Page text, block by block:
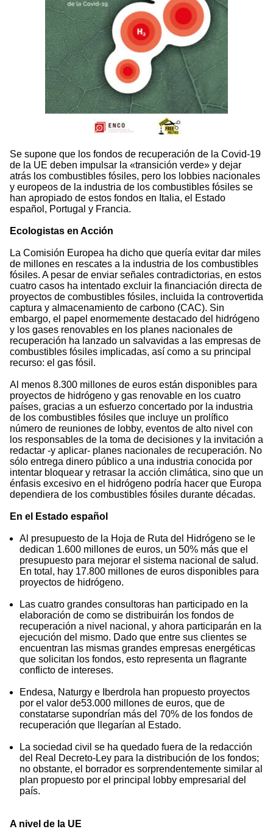
Se supone que los fondos de recuperación de la Covid-19
de la UE deben impulsar la «transición verde» y dejar
atrás los combustibles fósiles, pero los lobbies nacionales
y europeos de la industria de los combustibles fósiles se
han apropiado de estos fondos en Italia, el Estado
español, Portugal y Francia.
Ecologistas en Acción
La Comisión Europea ha dicho que quería evitar dar miles
de millones en rescates a la industria de los combustibles
fósiles. A pesar de enviar señales contradictorias, en estos
cuatro casos ha intentado excluir la financiación directa de
proyectos de combustibles fósiles, incluida la controvertida
captura y almacenamiento de carbono (CAC). Sin
embargo, el papel enormemente destacado del hidrógeno
y los gases renovables en los planes nacionales de
recuperación ha lanzado un salvavidas a las empresas de
combustibles fósiles implicadas, así como a su principal
recurso: el gas fósil.
Al menos 8.300 millones de euros están disponibles para
proyectos de hidrógeno y gas renovable en los cuatro
países, gracias a un esfuerzo concertado por la industria
de los combustibles fósiles que incluye un prolífico
número de reuniones de lobby, eventos de alto nivel con
los responsables de la toma de decisiones y la invitación a
redactar -y aplicar- planes nacionales de recuperación. No
sólo entrega dinero público a una industria conocida por
intentar bloquear y retrasar la acción climática, sino que un
énfasis excesivo en el hidrógeno podría hacer que Europa
dependiera de los combustibles fósiles durante décadas.
En el Estado español
Al presupuesto de la Hoja de Ruta del Hidrógeno se le
dedican 1.600 millones de euros, un 50% más que el
presupuesto para mejorar el sistema nacional de salud.
En total, hay 17.800 millones de euros disponibles para
proyectos de hidrógeno.
Las cuatro grandes consultoras han participado en la
elaboración de como se distribuirán los fondos de
recuperación a nivel nacional, y ahora participarán en la
ejecución del mismo. Dado que entre sus clientes se
encuentran las mismas grandes empresas energéticas
que solicitan los fondos, esto representa un flagrante
conflicto de intereses.
Endesa, Naturgy e Iberdrola han propuesto proyectos
por el valor de53.000 millones de euros, que de
constatarse supondrían más del 70% de los fondos de
recuperación que llegarían al Estado.
La sociedad civil se ha quedado fuera de la redacción
del Real Decreto-Ley para la distribución de los fondos;
no obstante, el borrador es sorprendentemente similar al
plan propuesto por el principal lobby empresarial del
país.
A nivel de la UE